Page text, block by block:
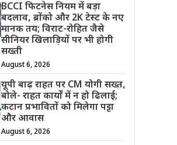
BCCI फिटनेस नियम में बड़ा
बदलाव, ब्रोंको और 2K टेस्ट के नए
मानक तय; विराट-रोहित जैसे
सीनियर खिलाड़ियों पर भी होगी
सख्ती
August 6, 2026
यूपी बाढ़ राहत पर CM योगी सख्त,
बोले- राहत कार्यों में न हो ढिलाई;
कटान प्रभावितों को मिलेगा पट्टा
और आवास
August 6, 2026